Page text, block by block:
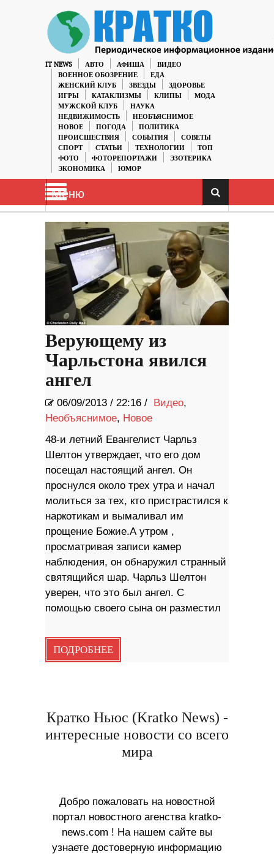
IT NEWS АВТО АФИША
ВИДЕО
ВОЕННОЕ ОБОЗРЕНИЕ
ЕДА
ЖЕНСКИЙ КЛУБ
ЗВЕЗДЫ
ЗДОРОВЬЕ
ИГРЫ
КАТАКЛИЗМЫ КЛИПЫ
МОДА
МУЖСКОЙ КЛУБ
НАУКА
НЕДВИЖИМОСТЬ
НЕОБЪЯСНИМОЕ
НОВОЕ
ПОГОДА
ПОЛИТИКА
ПРОИСШЕСТВИЯ
СОБЫТИЯ
СОВЕТЫ
СПОРТ
СТАТЬИ ТЕХНОЛОГИИ
ТОП
ФОТО
ФОТОРЕПОРТАЖИ
ЭЗОТЕРИКА
ЭКОНОМИКА
ЮМОР
Меню
Верующему из
Чарльстона явился
ангел
06/09/2013 / 22:16 / Видео,
Необъяснимое, Новое
48-и летний Евангелист Чарльз
Шелтон утверждает, что его дом
посещал настоящий ангел. Он
проснулся около трех утра и начал
молиться за тех, кто пристрастился к
наркотикам и вымаливал им
прощение Божие.А утром ,
просматривая записи камер
наблюдения, он обнаружил странный
святящийся шар. Чарльз Шелтон
уверен, что это был ангел. С
помощью своего сына он разместил
ПОДРОБНЕЕ
Кратко Ньюс (Kratko News) -
интересные новости со всего
мира
Добро пожаловать на новостной
портал новостного агенства kratko-
news.com ! На нашем сайте вы
узнаете достоверную информацию